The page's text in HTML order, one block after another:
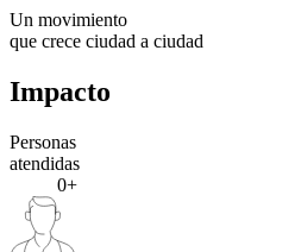
Un movimiento
que crece ciudad a ciudad
Impacto
Personas
atendidas
0+